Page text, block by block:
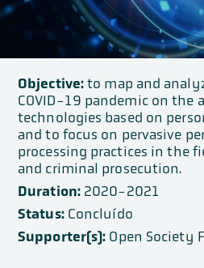
Objective: to map and
COVID-19 pandemic on the
technologies based on
and to focus on pervasive
processing practices in the
and criminal prosecution.
Duration:2020-2021
Status:Concluído
Supporter(s): Open Society